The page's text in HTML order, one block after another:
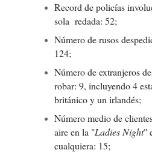
Record de policías
sola redada: 52;
Número de rusos
124;
Número de extranjeros
robar: 9, incluyendo 4
británico y un irlandés;
Número medio de
aire en la "Ladies Night"
cualquiera: 15;